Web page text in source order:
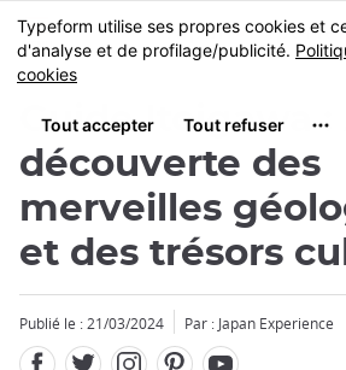
Skip
to
main
MENU
Guide Itoigawa :
découverte des
merveilles
et des trésors
Publié le : 21/03/2024 Par : Japan Experience